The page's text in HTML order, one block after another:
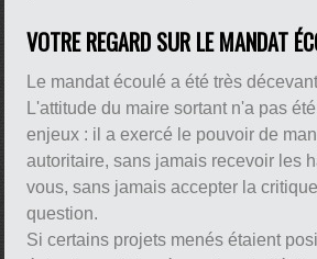
VOTRE REGARD SUR LE MANDAT
Le mandat écoulé a été très
L'attitude du maire sortant n'a pas
enjeux : il a exercé le pouvoir de
autoritaire, sans jamais recevoir les
vous, sans jamais accepter la
question.
Si certains projets menés étaient